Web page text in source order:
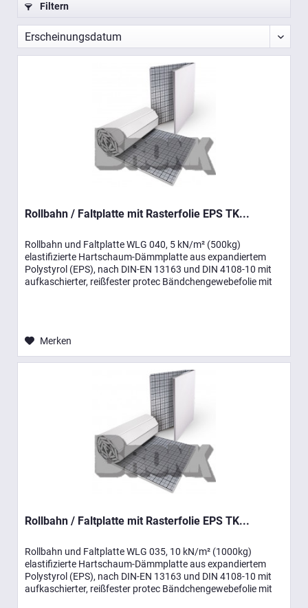
Filtern
Rollbahn / Faltplatte mit Rasterfolie EPS TK...
Rollbahn und Faltplatte WLG 040, 5 kN/m² (500kg)
elastifizierte Hartschaum-Dämmplatte aus expandiertem
Polystyrol (EPS), nach DIN-EN 13163 und DIN 4108-10 mit
aufkaschierter, reißfester protec Bändchengewebefolie mit
Merken
Rollbahn / Faltplatte mit Rasterfolie EPS TK...
Rollbahn und Faltplatte WLG 035, 10 kN/m² (1000kg)
elastifizierte Hartschaum-Dämmplatte aus expandiertem
Polystyrol (EPS), nach DIN-EN 13163 und DIN 4108-10 mit
aufkaschierter, reißfester protec Bändchengewebefolie mit